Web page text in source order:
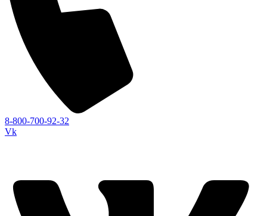
8-800-700-92-32
Vk